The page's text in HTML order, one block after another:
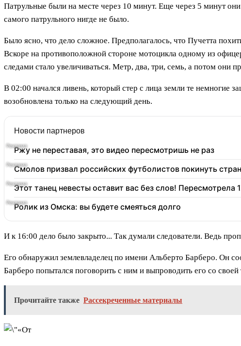
Патрульные были на месте через 10 минут. Еще через 5 минут
самого патрульного нигде не было.
Было ясно, что дело сложное. Предполагалось, что Пучетта
Вскоре на противоположной стороне мотоцикла одному из
следами стало увеличиваться. Метр, два, три, семь, а потом они
В 02:00 начался ливень, который стер с лица земли те немногие
возобновлена только на следующий день.
Новости партнеров
Ржу не переставая, это видео пересмотришь не раз
Смолов призвал российских футболистов покинуть
Этот танец невесты оставит вас без слов! Пересмотрела
Ролик из Омска: вы будете смеяться долго
И к 16:00 дело было закрыто... Так думали следователи. Ведь
Его обнаружил землевладелец по имени Альберто Барберо. Он
Барберо попытался поговорить с ним и выпроводить его со
Прочитайте также Рассекреченные материалы